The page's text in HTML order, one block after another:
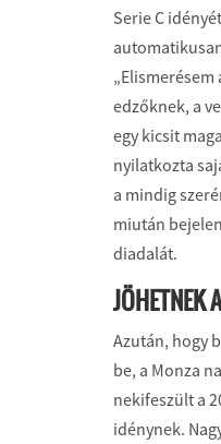
Serie C
„Elismerésem
edzőknek, a
egy kicsit
nyilatkozta
a mindig
miután
diadalát.
JÖHETNEK
Azután, hogy
be, a Monza
nekifeszült a
idénynek.